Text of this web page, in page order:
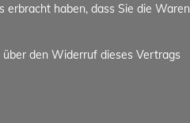
haben, dass Sie die Waren
über den Widerruf dieses Vertrags